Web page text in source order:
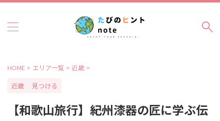
HOME > エリア一覧 > 近畿 >
近畿
見つける
【和歌山旅行】紀州漆器の匠に学ぶ伝